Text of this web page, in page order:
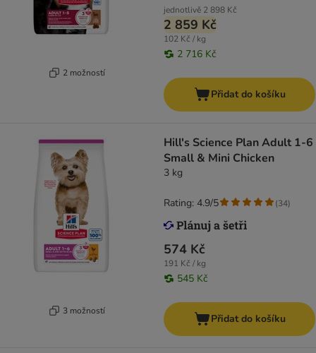
2 možností
jednotlivě 2 898 Kč
2 859 Kč
102 Kč / kg
2 716 Kč
Přidat do košíku
3 možností
Hill's Science Plan Adult 1-6
Small & Mini Chicken
3 kg
574 Kč
191 Kč / kg
545 Kč
Rating: 4.9/5 (34)
Přidat do košíku